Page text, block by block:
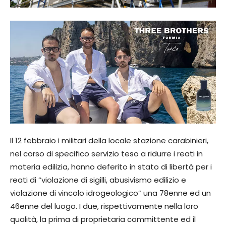
Il 12 febbraio i militari della locale stazione carabinieri,
nel corso di specifico servizio teso a ridurre i reati in
materia edilizia, hanno deferito in stato di libertà per i
reati di “violazione di sigilli, abusivismo edilizio e
violazione di vincolo idrogeologico” una 78enne ed un
46enne del luogo. I due, rispettivamente nella loro
qualità, la prima di proprietaria committente ed il